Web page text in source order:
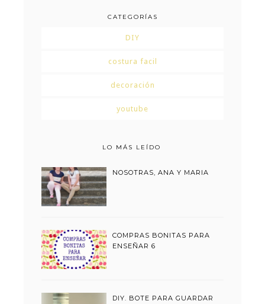
CATEGORÍAS
DIY
costura facil
decoración
youtube
LO MÁS LEÍDO
NOSOTRAS, ANA Y MARIA
COMPRAS BONITAS PARA
ENSEÑAR 6
DIY. BOTE PARA GUARDAR